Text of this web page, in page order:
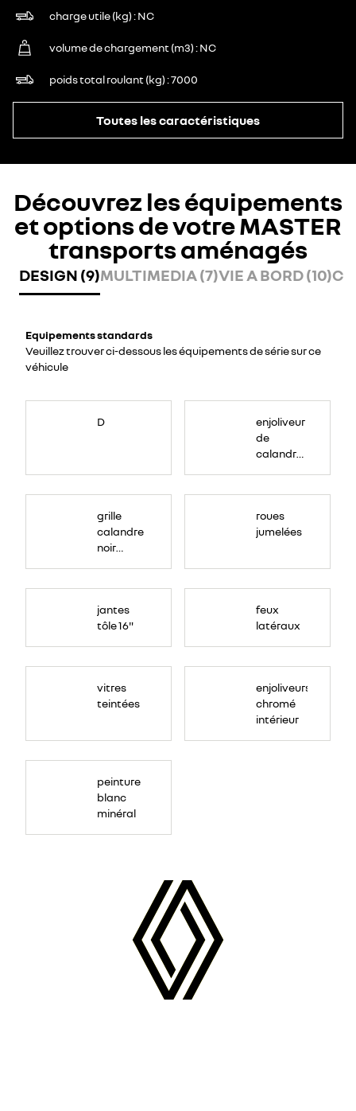
charge utile (kg) NC
volume de chargement (m3) NC
poids total roulant (kg) 7000
Toutes les caractéristiques
Découvrez les équipements
et options de votre MASTER
transports aménagés
DESIGN (9)MULTIMEDIA (7)VIE A BORD (10)
Equipements standards
Veuillez trouver ci-dessous les équipements de série sur ce
véhicule
D
enjoliveur
de
calandre
grille
calandre
noir
roues
jumelées
jantes
tôle 16"
feux
latéraux
vitres
teintées
enjoliveurs
chromé
intérieur
peinture
blanc
minéral